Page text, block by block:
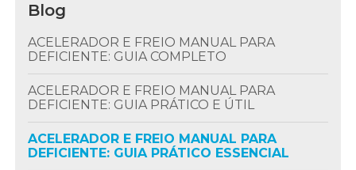
Blog
ACELERADOR E FREIO MANUAL PARA
DEFICIENTE: GUIA COMPLETO
ACELERADOR E FREIO MANUAL PARA
DEFICIENTE: GUIA PRÁTICO E ÚTIL
ACELERADOR E FREIO MANUAL PARA
DEFICIENTE: GUIA PRÁTICO ESSENCIAL